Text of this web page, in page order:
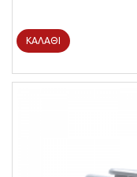
ΚΑΛΆΘΙ